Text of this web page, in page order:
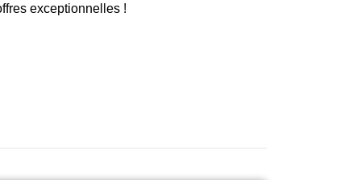
exceptionnelles !